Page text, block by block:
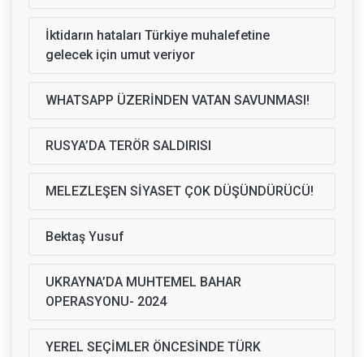
İktidarın hataları Türkiye muhalefetine
gelecek için umut veriyor
WHATSAPP ÜZERİNDEN VATAN SAVUNMASI!
RUSYA’DA TERÖR SALDIRISI
MELEZLEŞEN SİYASET ÇOK DÜŞÜNDÜRÜCÜ!
Bektaş Yusuf
UKRAYNA’DA MUHTEMEL BAHAR
OPERASYONU- 2024
YEREL SEÇİMLER ÖNCESİNDE TÜRK